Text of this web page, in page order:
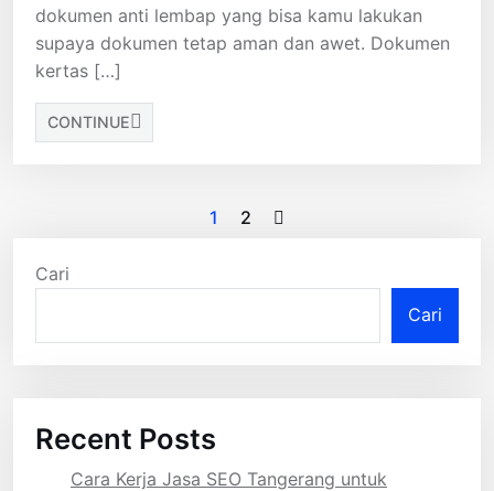
dokumen anti lembap yang bisa kamu lakukan
supaya dokumen tetap aman dan awet. Dokumen
kertas […]
CONTINUE
1 2
Cari
Cari
Recent Posts
Cara Kerja Jasa SEO Tangerang untuk